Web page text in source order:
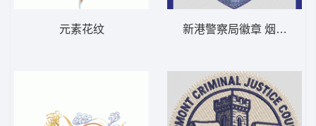
元素花纹 新港警察局徽章 烟花